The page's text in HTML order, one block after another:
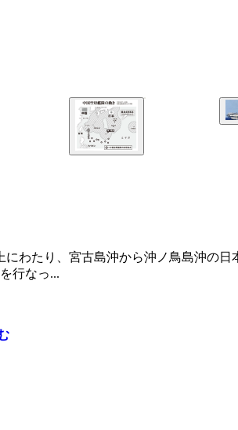
2週間以上にわたり、宮古島沖から沖
（左）に給油を行なう903型補給艦。
艦を繰り返した中国軍の戦闘機J-15。
にわたり、宮古島沖から沖ノ鳥島沖の
行なっ...